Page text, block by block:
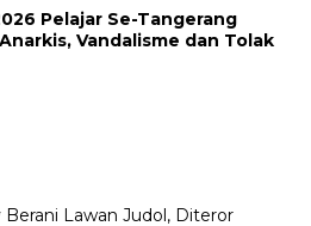
Pelajar Se-Tangerang
Vandalisme dan Tolak